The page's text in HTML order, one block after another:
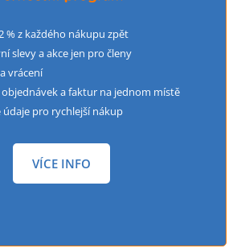
% z každého nákupu zpět
slevy a akce jen pro členy
vrácení
objednávek a faktur na jednom místě
údaje pro rychlejší nákup
VÍCE INFO